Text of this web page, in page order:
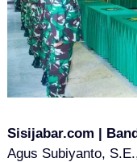
Sisijabar.com |
Agus Subiyanto,